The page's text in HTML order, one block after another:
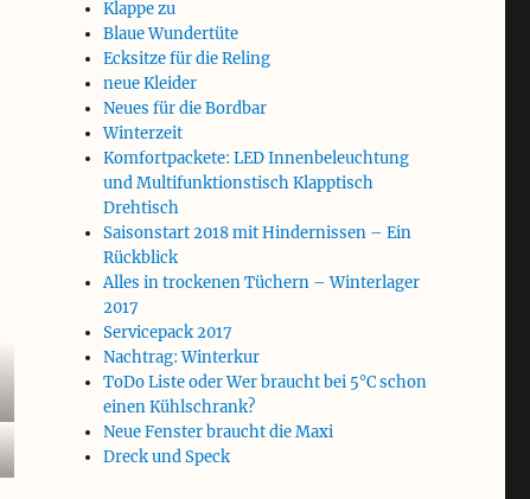
Klappe zu
Blaue Wundertüte
Ecksitze für die Reling
neue Kleider
Neues für die Bordbar
Winterzeit
Komfortpackete: LED Innenbeleuchtung
und Multifunktionstisch Klapptisch
Drehtisch
Saisonstart 2018 mit Hindernissen – Ein
Rückblick
Alles in trockenen Tüchern – Winterlager
2017
Servicepack 2017
Nachtrag: Winterkur
ToDo Liste oder Wer braucht bei 5°C schon
einen Kühlschrank?
Neue Fenster braucht die Maxi
Dreck und Speck